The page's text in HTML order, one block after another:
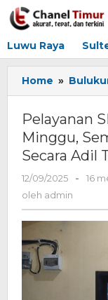
Lewati
ke
Luwu Raya
Home »
Pelayanan
Minggu,
Secara Adil
12/09/2025
oleh
-
16
oleh admin